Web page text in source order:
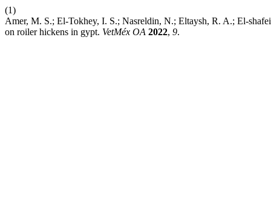
(1)
Amer, M. S.; El-Tokhey, I. S.; Nasreldin, N.; Eltaysh, R. A.; El-
on roiler hickens in gypt. VetMéx OA 2022, 9.